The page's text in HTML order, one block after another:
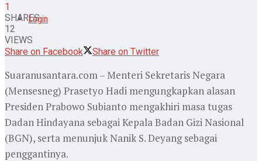
Login
1
SHARES
12
VIEWS
Share on Facebook
Share on Twitter
Suaranusantara.com – Menteri Sekretaris Negara
(Mensesneg) Prasetyo Hadi mengungkapkan alasan
Presiden Prabowo Subianto mengakhiri masa tugas
Dadan Hindayana sebagai Kepala Badan Gizi Nasional
(BGN), serta menunjuk Nanik S. Deyang sebagai
penggantinya.